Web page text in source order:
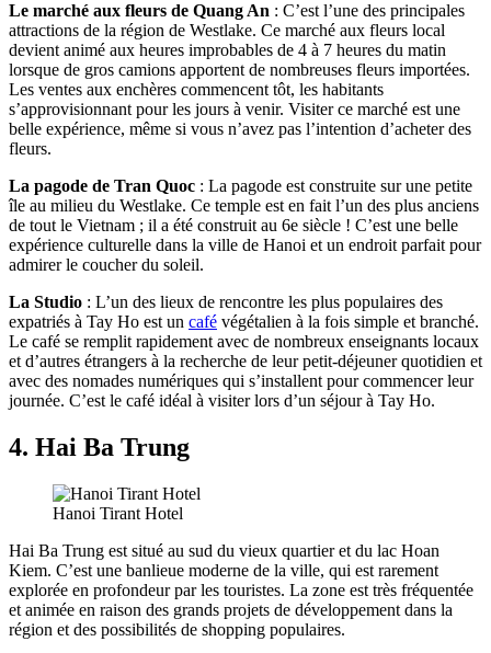
Le marché aux fleurs de Quang An : C’est l’une des principales
attractions de la région de Westlake. Ce marché aux fleurs local
devient animé aux heures improbables de 4 à 7 heures du matin
lorsque de gros camions apportent de nombreuses fleurs importées.
Les ventes aux enchères commencent tôt, les habitants
s’approvisionnant pour les jours à venir. Visiter ce marché est une
belle expérience, même si vous n’avez pas l’intention d’acheter des
fleurs.
La pagode de Tran Quoc : La pagode est construite sur une petite
île au milieu du Westlake. Ce temple est en fait l’un des plus anciens
de tout le Vietnam ; il a été construit au 6e siècle ! C’est une belle
expérience culturelle dans la ville de Hanoi et un endroit parfait pour
admirer le coucher du soleil.
La Studio : L’un des lieux de rencontre les plus populaires des
expatriés à Tay Ho est un café végétalien à la fois simple et branché.
Le café se remplit rapidement avec de nombreux enseignants locaux
et d’autres étrangers à la recherche de leur petit-déjeuner quotidien et
avec des nomades numériques qui s’installent pour commencer leur
journée. C’est le café idéal à visiter lors d’un séjour à Tay Ho.
4. Hai Ba Trung
Hanoi Tirant Hotel
Hai Ba Trung est situé au sud du vieux quartier et du lac Hoan
Kiem. C’est une banlieue moderne de la ville, qui est rarement
explorée en profondeur par les touristes. La zone est très fréquentée
et animée en raison des grands projets de développement dans la
région et des possibilités de shopping populaires.